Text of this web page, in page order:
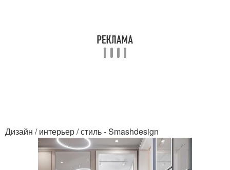
Дизайн / интерьер / стиль - Smashdesign